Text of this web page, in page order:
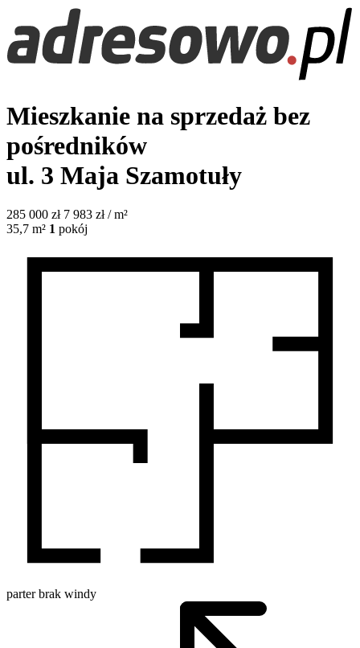
Mieszkanie na sprzedaż bez
pośredników
ul. 3 Maja Szamotuły
285 000 zł 7 983 zł / m²
35,7 m² 1 pokój
parter brak windy